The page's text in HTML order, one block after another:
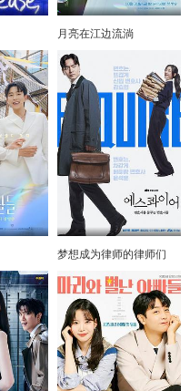
月亮在江边流淌
梦想成为律师的律师们